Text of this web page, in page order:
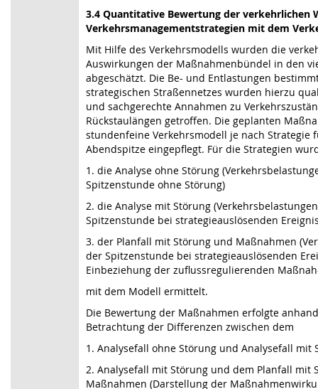
3.4 Quantitative Bewertung der verkehrlichen
Verkehrsmanagementstrategien mit dem
Mit Hilfe des Verkehrsmodells wurden die
Auswirkungen der Maßnahmenbündel in den
abgeschätzt. Die Be- und Entlastungen
strategischen Straßennetzes wurden hierzu
und sachgerechte Annahmen zu
Rückstaulängen getroffen. Die geplanten
stundenfeine Verkehrsmodell je nach Strategie
Abendspitze eingepflegt. Für die Strategien
1. die Analyse ohne Störung
Spitzenstunde ohne Störung)
2. die Analyse mit Störung
Spitzenstunde bei strategieauslösenden
3. der Planfall mit Störung und Maßnahmen
der Spitzenstunde bei strategieauslösenden
Einbeziehung der zuflussregulierenden
mit dem Modell ermittelt.
Die Bewertung der Maßnahmen erfolgte
Betrachtung der Differenzen zwischen dem
1. Analysefall ohne Störung und Analysefall mit
2. Analysefall mit Störung und dem Planfall mit
Maßnahmen (Darstellung der